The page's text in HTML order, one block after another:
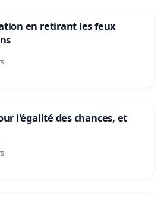
en retirant les feux
l'égalité des chances, et